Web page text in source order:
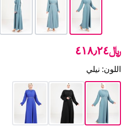
﷼٤١٨٫٢٤
اللون: نيلي